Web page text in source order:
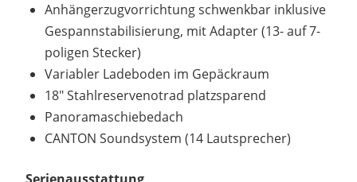
Anhängerzugvorrichtung schwenkbar inklusive
Gespannstabilisierung, mit Adapter (13- auf 7-
poligen Stecker)
Variabler Ladeboden im Gepäckraum
18" Stahlreservenotrad platzsparend
Panoramaschiebedach
CANTON Soundsystem (14 Lautsprecher)